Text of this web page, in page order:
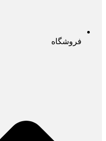
فروشگاه